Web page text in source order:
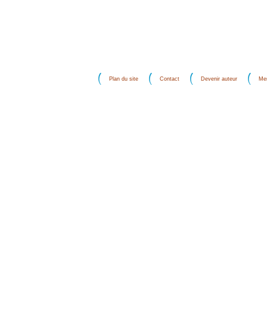
Plan du site Contact Devenir auteur